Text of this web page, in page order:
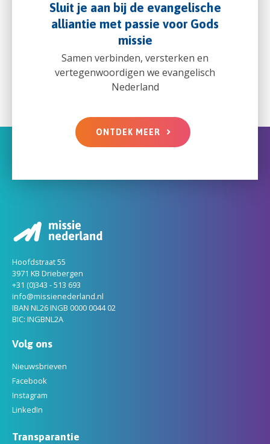
Sluit je aan bij de evangelische
alliantie met passie voor Gods
missie
Samen verbinden, versterken en
vertegenwoordigen we evangelisch
Nederland
ONTDEK MEER
Hoofdstraat 55
3971 KB Driebergen
+31 (0)343 - 513 693
info@missienederland.nl
IBAN NL26 INGB 0000 0044 02
BIC: INGBNL2A
Volg ons
Nieuwsbrieven
Facebook
Instagram
LinkedIn
Transparantie